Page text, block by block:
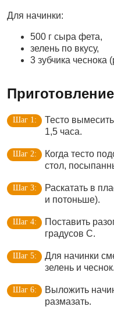
Для начинки:
500 г сыра фета,
зелень по вкусу,
3 зубчика чеснока
Тесто
1,5 часа.
Когда тесто
стол,
Раскатать в
и потоньше).
Поставить
градусов С.
Для начинки
зелень и чеснок.
Выложить
размазать.